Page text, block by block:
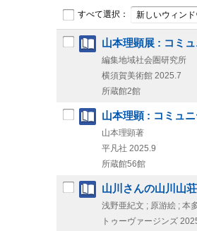
すべて選択： 新しいウィンド
山本理顕展 : コミ
編集地域社会圏研究所
横須賀美術館 2025.7
所蔵館2館
山本理顕 : コミュ
山本理顕著
平凡社 2025.9
所蔵館56館
山川さんの山川山荘
浅野亜紀文 ; 原游絵 ; 本
トゥーヴァージンズ